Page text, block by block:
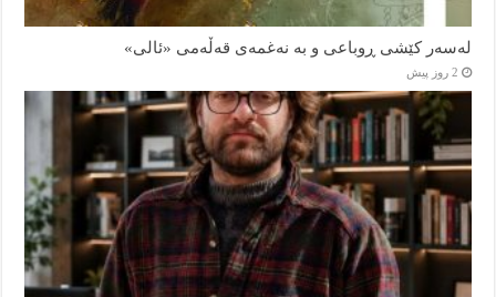
لەسەر کێشی ڕوباعی و به نەغمەی قەڵەمی «ئالی»
2 روز پیش